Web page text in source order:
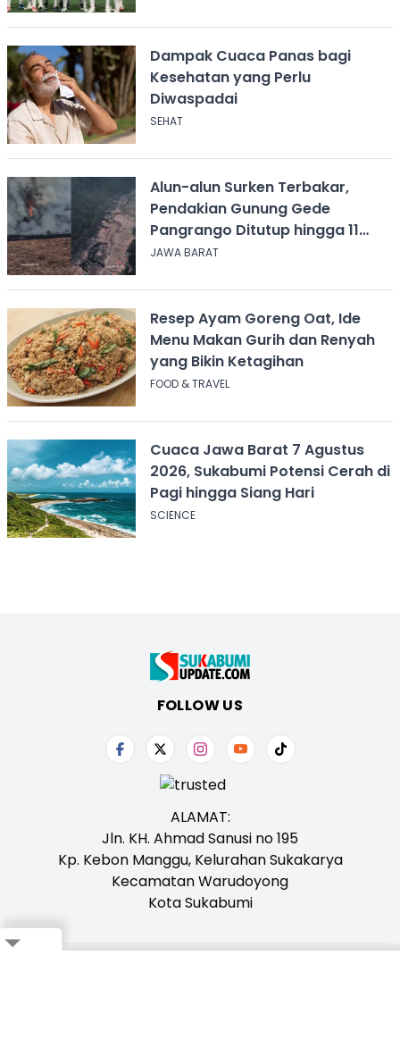
Dampak Cuaca Panas bagi
Kesehatan yang Perlu
Diwaspadai
SEHAT
Alun-alun Surken Terbakar,
Pendakian Gunung Gede
Pangrango Ditutup hingga 11
Agustus 2026
JAWA BARAT
Resep Ayam Goreng Oat, Ide
Menu Makan Gurih dan Renyah
yang Bikin Ketagihan
FOOD & TRAVEL
Cuaca Jawa Barat 7 Agustus
2026, Sukabumi Potensi Cerah di
Pagi hingga Siang Hari
SCIENCE
FOLLOW US
ALAMAT:
Jln. KH. Ahmad Sanusi no 195
Kp. Kebon Manggu, Kelurahan Sukakarya
Kecamatan Warudoyong
Kota Sukabumi